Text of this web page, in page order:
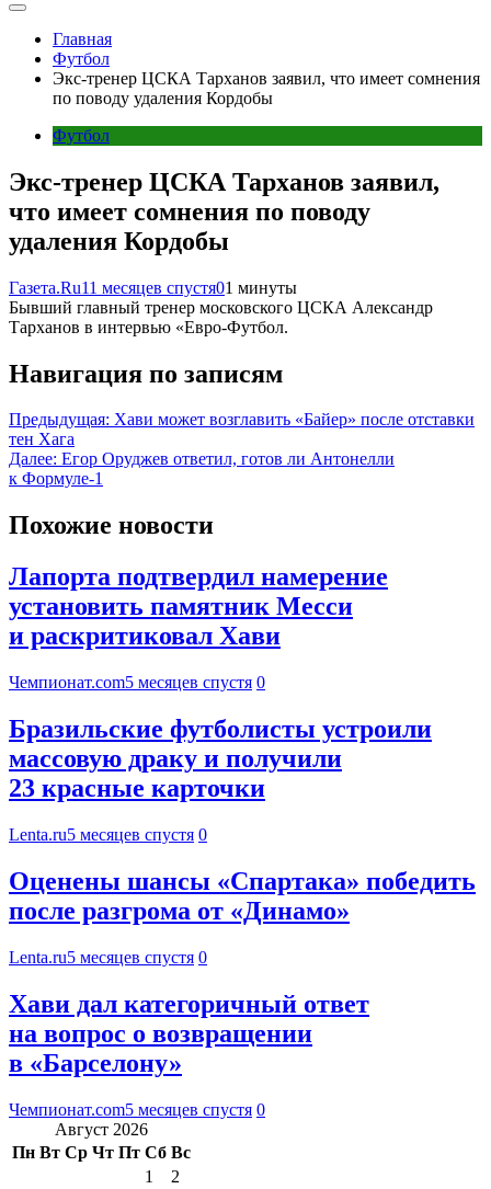
Главная
Футбол
Экс-тренер ЦСКА Тарханов заявил, что имеет сомнения
по поводу удаления Кордобы
Футбол
Экс-тренер ЦСКА Тарханов заявил,
что имеет сомнения по поводу
удаления Кордобы
Газета.Ru11 месяцев спустя01 минуты
Бывший главный тренер московского ЦСКА Александр
Тарханов в интервью «Евро-Футбол.
Навигация по записям
Предыдущая: Хави может возглавить «Байер» после отставки
тен Хага
Далее: Егор Оруджев ответил, готов ли Антонелли
к Формуле-1
Похожие новости
Лапорта подтвердил намерение
установить памятник Месси
и раскритиковал Хави
Чемпионат.com5 месяцев спустя 0
Бразильские футболисты устроили
массовую драку и получили
23 красные карточки
Lenta.ru5 месяцев спустя 0
Оценены шансы «Спартака» победить
после разгрома от «Динамо»
Lenta.ru5 месяцев спустя 0
Хави дал категоричный ответ
на вопрос о возвращении
в «Барселону»
Чемпионат.com5 месяцев спустя 0
Август 2026
Пн Вт Ср Чт Пт Сб Вс
1
2